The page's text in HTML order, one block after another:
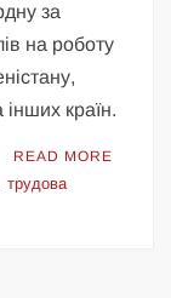
за
на роботу
країн.
READ MORE
трудова